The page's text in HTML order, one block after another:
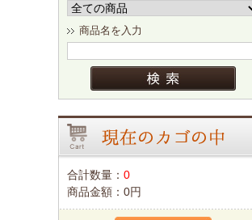
商品名を入力
合計数量： 0
商品金額： 0円